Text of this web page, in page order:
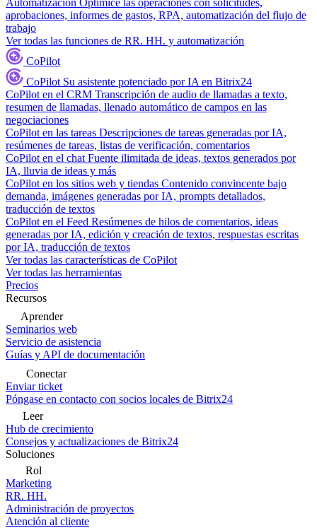
Automatización Optimice las operaciones con solicitudes,
aprobaciones, informes de gastos, RPA, automatización del flujo de
trabajo
Ver todas las funciones de RR. HH. y automatización
CoPilot
CoPilot Su asistente potenciado por IA en Bitrix24
CoPilot en el CRM Transcripción de audio de llamadas a texto,
resumen de llamadas, llenado automático de campos en las
negociaciones
CoPilot en las tareas Descripciones de tareas generadas por IA,
resúmenes de tareas, listas de verificación, comentarios
CoPilot en el chat Fuente ilimitada de ideas, textos generados por
IA, lluvia de ideas y más
CoPilot en los sitios web y tiendas Contenido convincente bajo
demanda, imágenes generadas por IA, prompts detallados,
traducción de textos
CoPilot en el Feed Resúmenes de hilos de comentarios, ideas
generadas por IA, edición y creación de textos, respuestas escritas
por IA, traducción de textos
Ver todas las características de CoPilot
Ver todas las herramientas
Precios
Recursos
Aprender
Seminarios web
Servicio de asistencia
Guías y API de documentación
Conectar
Enviar ticket
Póngase en contacto con socios locales de Bitrix24
Leer
Hub de crecimiento
Consejos y actualizaciones de Bitrix24
Soluciones
Rol
Marketing
RR. HH.
Administración de proyectos
Atención al cliente